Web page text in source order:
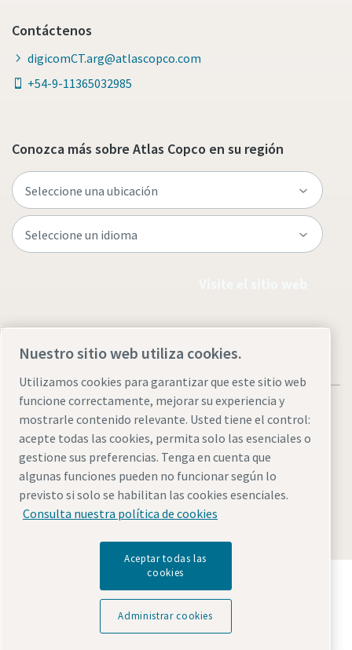
Contáctenos
digicomCT.arg@atlascopco.com
+54-9-11365032985
Conozca más sobre Atlas Copco en su región
Legal & Privacy NoticesAdministrar cookiesAccessibility
Sitemap
© 2026 Atlas Copco AB
Descubre cómo Atlas Copco Group impulsa la
tecnología que transforma el futuro.
Visita la web de Atlas Copco Group
Nuestro sitio web utiliza cookies.
Utilizamos cookies para garantizar que este sitio web
funcione correctamente, mejorar su experiencia y
mostrarle contenido relevante. Usted tiene el control:
acepte todas las cookies, permita solo las esenciales o
gestione sus preferencias. Tenga en cuenta que
algunas funciones pueden no funcionar según lo
previsto si solo se habilitan las cookies esenciales.
Consulta nuestra política de cookies
Aceptar todas las
cookies
Administrar cookies